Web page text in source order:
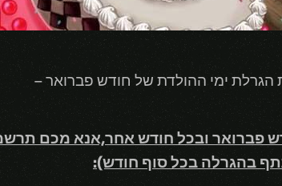
פברואר ובכל חודש אחר,אנא מכם
בהגרלה בכל סוף חודש):